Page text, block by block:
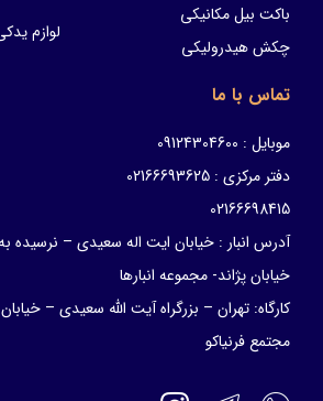
باکت بیل مکانیکی
چکش هیدرولیکی
لوازم
تماس با ما
موبایل : 09124304600
دفتر مرکزی : 02166693625
02166698415
آدرس انبار : خیابان ایت اله سعیدی – نرسیده
خیابان پژاند- مجموعه انبارها
کارگاه: تهران – بزرگراه آیت الله سعیدی –
مجتمع فرنیاکو